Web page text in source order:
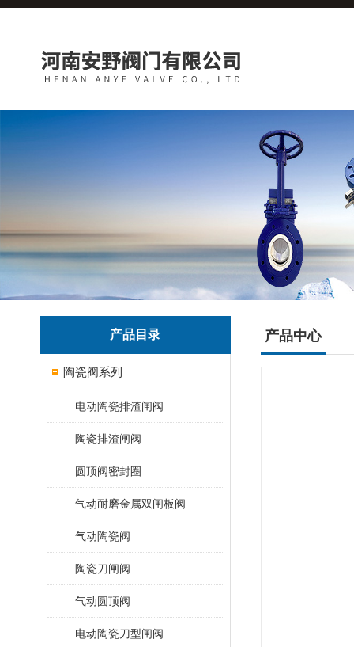
产品目录
陶瓷阀系列
电动陶瓷排渣闸阀
陶瓷排渣闸阀
圆顶阀密封圈
气动耐磨金属双闸板阀
气动陶瓷阀
陶瓷刀闸阀
气动圆顶阀
电动陶瓷刀型闸阀
产品中心